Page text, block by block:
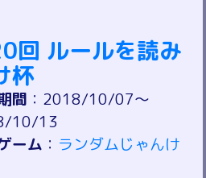
回 ルールを読み
杯
間 ：2018/10/07～
10/13
ーム ： ランダムじゃんけ